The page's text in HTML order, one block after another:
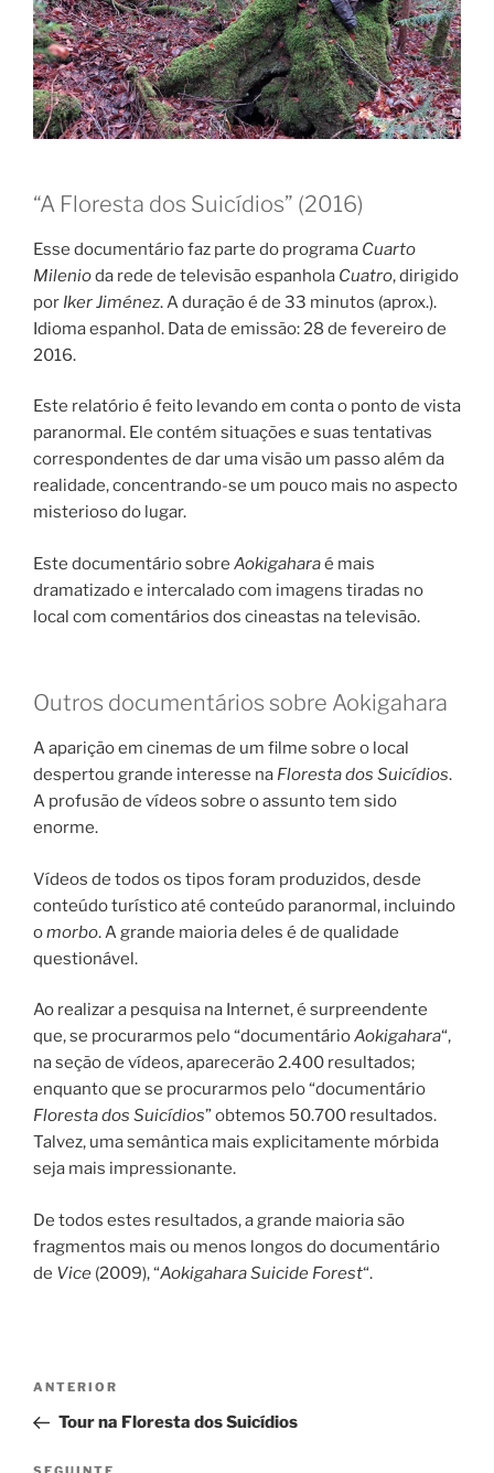
“A Floresta dos Suicídios” (2016)
Esse documentário faz parte do programa Cuarto
Milenioda rede de televisão espanhola Cuatro, dirigido
por Iker Jiménez. A duração é de 33 minutos (aprox.).
Idioma espanhol. Data de emissão: 28 de fevereiro de
2016.
Este relatório é feito levando em conta o ponto de vista
paranormal. Ele contém situações e suas tentativas
correspondentes de dar uma visão um passo além da
realidade, concentrando-se um pouco mais no aspecto
misterioso do lugar.
Este documentário sobre Aokigaharaé mais
dramatizado e intercalado com imagens tiradas no
local com comentários dos cineastas na televisão.
Outros documentários sobre Aokigahara
A aparição em cinemas de um filme sobre o local
despertou grande interesse na Floresta dos Suicídios.
A profusão de vídeos sobre o assunto tem sido
enorme.
Vídeos de todos os tipos foram produzidos, desde
conteúdo turístico até conteúdo paranormal, incluindo
omorbo. A grande maioria deles é de qualidade
questionável.
Ao realizar a pesquisa na Internet, é surpreendente
que, se procurarmos pelo “documentárioAokigahara“,
na seção de vídeos, aparecerão 2.400 resultados;
enquanto que se procurarmos pelo “documentário
Floresta dos Suicídios” obtemos 50.700 resultados.
Talvez, uma semântica mais explicitamente mórbida
seja mais impressionante.
De todos estes resultados, a grande maioria são
fragmentos mais ou menos longos do documentário
de Vice (2009), “Aokigahara Suicide Forest“.
Navegação
artigos
Conteúdo
anterior
ANTERIOR
Tour na Floresta dos Suicídios